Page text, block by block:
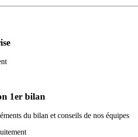
1er bilan
du bilan et conseils de nos équipes